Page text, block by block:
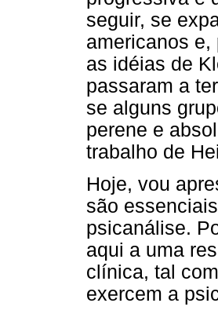
seguir, se
americanos e,
as idéias de
passaram a
se alguns
perene e
trabalho de
Hoje, vou
são
psicanálise.
aqui a uma
clínica, tal
exercem a